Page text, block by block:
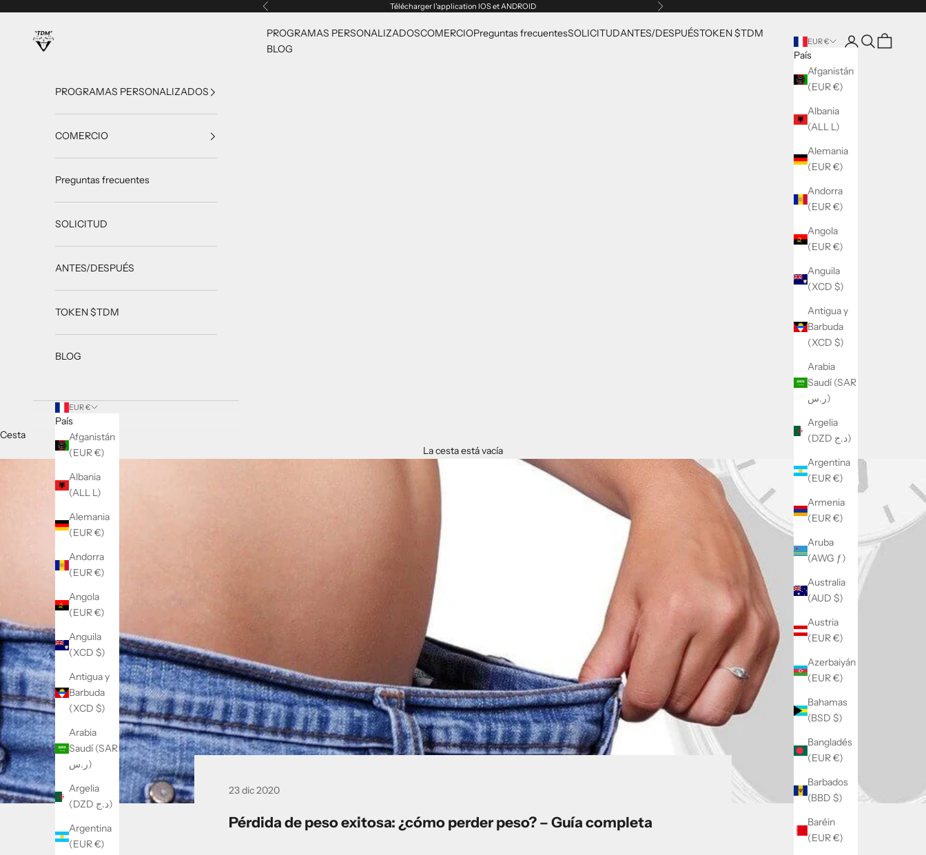
Anterior Télécharger l'application IOSetANDROID Siguiente
TrainingDietMax PROGRAMAS PERSONALIZADOSCOMERCIOPreguntas frecuentesSOLICITUDANTES/DESPUÉSTOKEN $TDM
BLOG
EUR €
País
Afganistán
(EUR €)
Albania
(ALL L)
Alemania
(EUR €)
Andorra
(EUR €)
Angola
(EUR €)
Anguila
(XCD $)
Antigua y
Barbuda
(XCD $)
Arabia
Saudí (SAR
ر.س)
Argelia
(DZD د.ج)
Argentina
(EUR €)
Armenia
(EUR €)
Aruba
(AWG ƒ)
Australia
(AUD $)
Austria
(EUR €)
Azerbaiyán
(EUR €)
Bahamas
(BSD $)
Bangladés
(EUR €)
Barbados
(BBD $)
Baréin
(EUR €)
Abrir página de la
Abrir búsqueda
Abrir cesta
PROGRAMAS PERSONALIZADOS
COMERCIO
Preguntas frecuentes
SOLICITUD
ANTES/DESPUÉS
TOKEN $TDM
BLOG
EUR €
País
Afganistán
(EUR €)
Albania
(ALL L)
Alemania
(EUR €)
Andorra
(EUR €)
Angola
(EUR €)
Anguila
(XCD $)
Antigua y
Barbuda
(XCD $)
Arabia
Saudí (SAR
ر.س)
Argelia
(DZD د.ج)
Argentina
(EUR €)
Cesta
La cesta está vacía
23 dic 2020
Pérdida de peso exitosa: ¿cómo perder peso? – Guía completa